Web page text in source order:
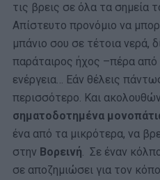
τις βρεις σε όλα τα σημεία
Απίστευτο προνόμιο να
μπάνιο σου σε τέτοια νερά,
παράταιρος ήχος –πέρα
ενέργεια… Εάν θέλεις
περισσότερο. Και
σηματοδοτημένα
ένα από τα μικρότερα, να
στην Βορεινή. Σε έναν
σε αποζημιώσει για τον